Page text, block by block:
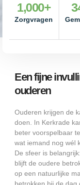
Zorgvragen
1,000+
Een fijne
ouderen
Ouderen krijgen de
doen. In Kerkrade
beter voorspelbaar
wat iemand nog wél
De sfeer is
blijft de oudere
op een natuurlijke